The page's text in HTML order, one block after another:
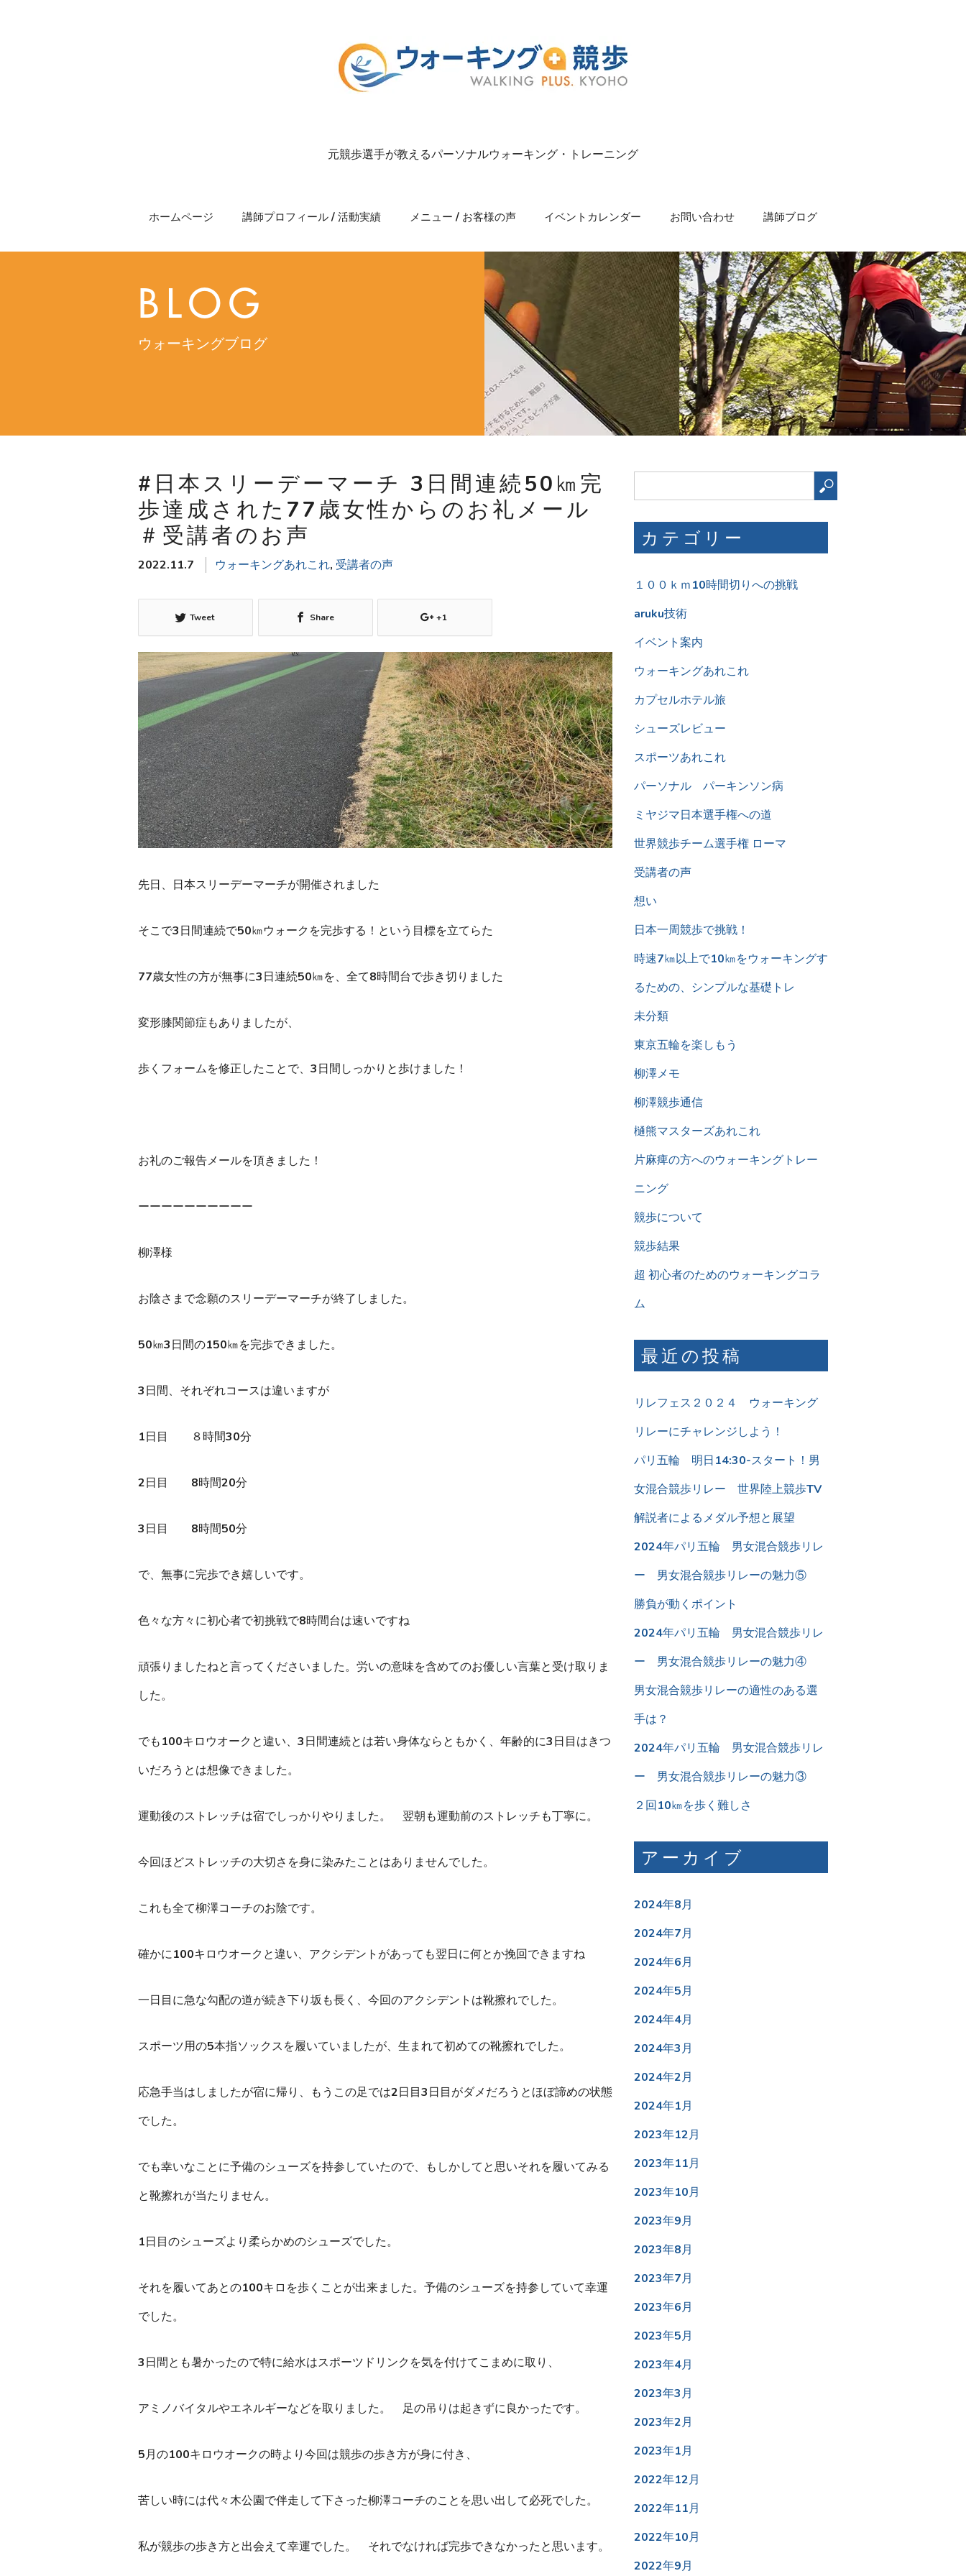
元競歩選手が教えるパーソナルウォーキング・トレーニング
ホームページ 講師プロフィール / 活動実績 メニュー / お客様の声 イベントカレンダー お問い合わせ 講師ブログ
BLOG
ウォーキングブログ
#日本スリーデーマーチ 3日間連続50㎞完
歩達成された77歳女性からのお礼メール
＃受講者のお声
2022.11.7 ウォーキングあれこれ, 受講者の声
Tweet Share +1
先日、日本スリーデーマーチが開催されました
そこで3日間連続で50㎞ウォークを完歩する！という目標を立てらた
77歳女性の方が無事に3日連続50㎞を、全て8時間台で歩き切りました
変形膝関節症もありましたが、
歩くフォームを修正したことで、3日間しっかりと歩けました！
お礼のご報告メールを頂きました！
ーーーーーーーーーー
柳澤様
お陰さまで念願のスリーデーマーチが終了しました。
50㎞3日間の150㎞を完歩できました。
3日間、それぞれコースは違いますが
1日目 ８時間30分
2日目 8時間20分
3日目 8時間50分
で、無事に完歩でき嬉しいです。
色々な方々に初心者で初挑戦で8時間台は速いですね
頑張りましたねと言ってくださいました。 労いの意味を含めてのお優しい言葉と受け取りま
した。
でも100キロウオークと違い、 3日間連続とは若い身体ならともかく、 年齢的に3日目はきつ
いだろうとは想像できました。
運動後のストレッチは宿でしっかりやりました。 翌朝も運動前のストレッチも丁寧に。
今回ほどストレッチの大切さを身に染みたことはありませんでした。
これも全て柳澤コーチのお陰です。
確かに100キロウオークと違い、 アクシデントがあっても翌日に何とか挽回できますね
一日目に急な勾配の道が続き下り坂も長く、 今回のアクシデントは靴擦れでした。
スポーツ用の5本指ソックスを履いていましたが、 生まれて初めての靴擦れでした。
応急手当はしましたが宿に帰り、
もうこの足では2日目3日目がダメだろうとほぼ諦めの状態
でした。
でも幸いなことに予備のシューズを持参していたので、
もしかしてと思いそれを履いてみる
と靴擦れが当たりません。
1日目のシューズより柔らかめのシューズでした。
それを履いてあとの100キロを歩くことが出来ました。 予備のシューズを持参していて幸運
でした。
3日間とも暑かったので特に給水はスポーツドリンクを気を付けてこまめに取り、
アミノバイタルやエネルギーなどを取りました。 足の吊りは起きずに良かったです。
5月の100キロウオークの時より今回は競歩の歩き方が身に付き 、
苦しい時には代々木公園で伴走して下さった柳澤コーチのことを思い出して必死でした。
私が競歩の歩き方と出会えて幸運でした。 それでなければ完歩できなかったと思います。
カテゴリー
１００ｋｍ10時間切りへの挑戦
aruku技術
イベント案内
ウォーキングあれこれ
カプセルホテル旅
シューズレビュー
スポーツあれこれ
パーソナル パーキンソン病
ミヤジマ日本選手権への道
世界競歩チーム選手権 ローマ
受講者の声
想い
日本一周競歩で挑戦！
時速7㎞以上で10㎞をウォーキングす
るための、シンプルな基礎トレ
未分類
東京五輪を楽しもう
柳澤メモ
柳澤競歩通信
樋熊マスターズあれこれ
片麻痺の方へのウォーキングトレー
ニング
競歩について
競歩結果
超 初心者のためのウォーキングコラ
ム
最近の投稿
リレフェス２０２４ ウォーキング
リレーにチャレンジしよう！
パリ五輪 明日14:30-スタート！男
女混合競歩リレー 世界陸上競歩TV
解説者によるメダル予想と展望
2024年パリ五輪 男女混合競歩リレ
ー 男女混合競歩リレーの魅力⑤
勝負が動くポイント
2024年パリ五輪 男女混合競歩リレ
ー 男女混合競歩リレーの魅力④
男女混合競歩リレーの適性のある選
手は？
2024年パリ五輪 男女混合競歩リレ
ー 男女混合競歩リレーの魅力③
２回10㎞を歩く難しさ
アーカイブ
2024年8月
2024年7月
2024年6月
2024年5月
2024年4月
2024年3月
2024年2月
2024年1月
2023年12月
2023年11月
2023年10月
2023年9月
2023年8月
2023年7月
2023年6月
2023年5月
2023年4月
2023年3月
2023年2月
2023年1月
2022年12月
2022年11月
2022年10月
2022年9月